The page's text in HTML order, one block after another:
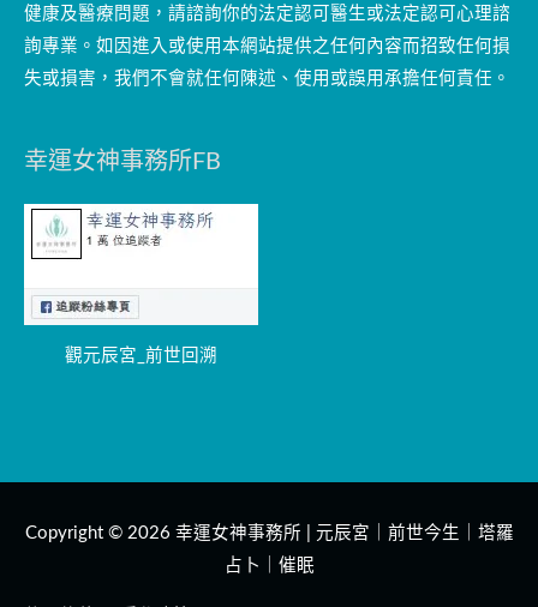
健康及醫療問題，請諮詢你的法定認可醫生或法定認可心理諮
詢專業。如因進入或使用本網站提供之任何內容而招致任何損
失或損害，我們不會就任何陳述、使用或誤用承擔任何責任。
幸運女神事務所FB
觀元辰宮_前世回溯
Copyright © 2026 幸運女神事務所 | 元辰宮｜前世今生｜塔羅
占卜｜催眠